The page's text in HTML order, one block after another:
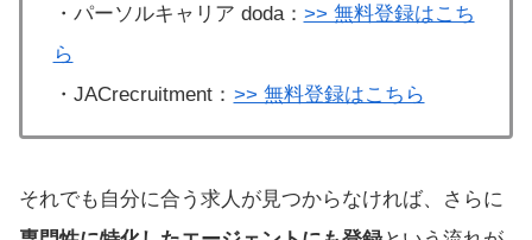
・パーソルキャリア doda： >> 無料登録はこち
ら
・JACrecruitment： >> 無料登録はこちら
それでも自分に合う求人が見つからなければ、さらに